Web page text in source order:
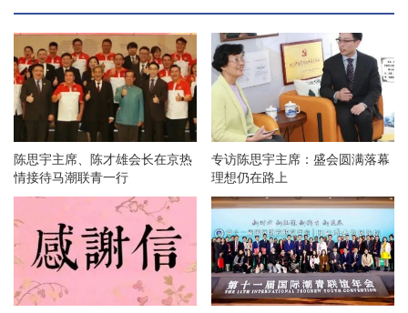
陈思宇主席、陈才雄会长在京热
情接待马潮联青一行
专访陈思宇主席：盛会圆满落幕
理想仍在路上